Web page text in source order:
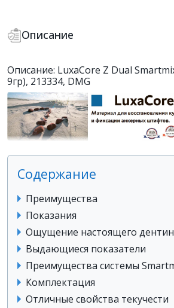
Описание
Описание: LuxaCore Z Dual
9гр), 213334, DMG
Содержание
Преимущества
Показания
Ощущение настоящего
Выдающиеся показатели
Преимущества системы
Комплектация
Отличные свойства текучести